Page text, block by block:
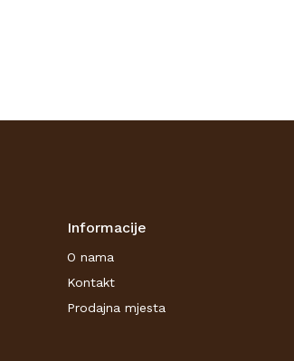
Informacije
O nama
Kontakt
Prodajna mjesta